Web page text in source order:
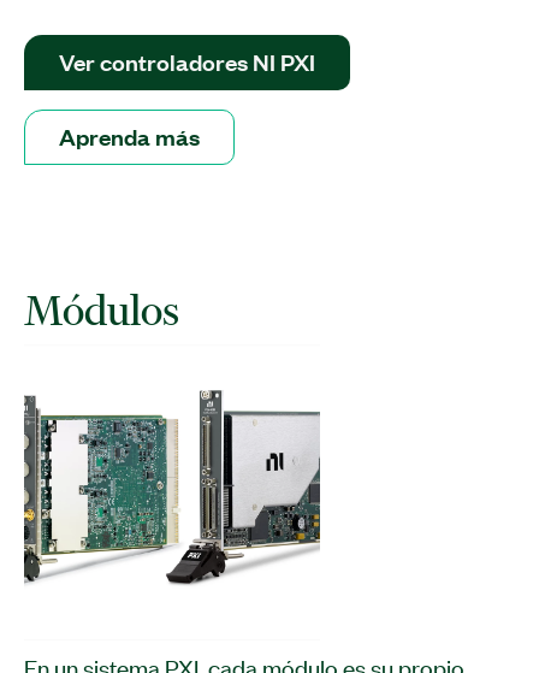
Ver controladores NI PXI
Aprenda más
Módulos
En un sistema PXI, cada módulo es su propio